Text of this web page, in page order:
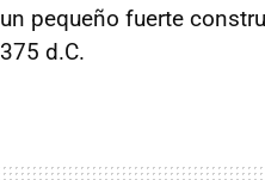
un pequeño fuerte
375 d.C.